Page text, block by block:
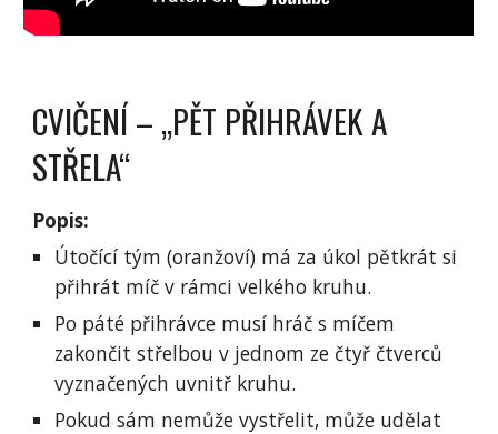
CVIČENÍ – „PĚT PŘIHRÁVEK A
STŘELA“
Popis:
Útočící tým (oranžoví) má za úkol pětkrát si
přihrát míč v rámci velkého kruhu.
Po páté přihrávce musí hráč s míčem
zakončit střelbou v jednom ze čtyř čtverců
vyznačených uvnitř kruhu.
Pokud sám nemůže vystřelit, může udělat